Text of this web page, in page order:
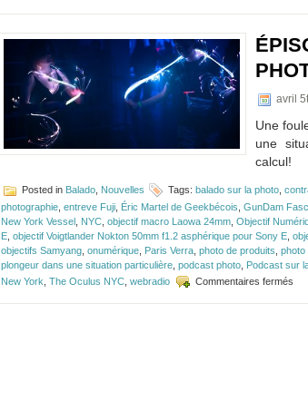
avril
Une
une
calcul!
Posted in Balado Nouvelles Tags: balado sur la photo
photographie entreve Fuji Éric Martel de Geekbécois GunDam
New York Vessel NYC objectif macro Laowa 24mm Objectif
E objectif Voigtlander Nokton 50mm f1.2 asphérique pour Sony E
objectifs Samyang onumérique Paris Verra photo de produits photo
plongeur dans une situation particulière podcast photo Podcast sur
New York The Oculus NYC webradio Commentaires fermés